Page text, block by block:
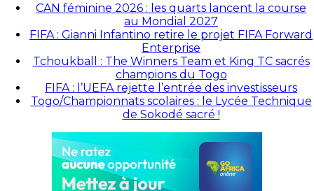
CAN féminine 2026 : les quarts lancent la course
au Mondial 2027
FIFA : Gianni Infantino retire le projet FIFA Forward
Enterprise
Tchoukball : The Winners Team et King TC sacrés
champions du Togo
FIFA : l’UEFA rejette l’entrée des investisseurs
Togo/Championnats scolaires : le Lycée Technique
de Sokodé sacré !